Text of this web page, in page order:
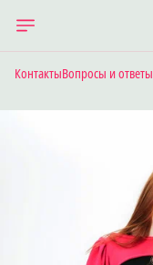
КонтактыВопросы и ответы